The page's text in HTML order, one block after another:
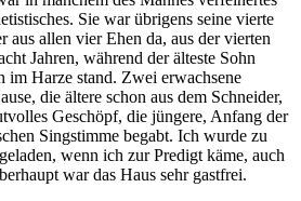
Sie war übrigens seine vierte
aus allen vier Ehen da, aus der vierten
Jahren, während der älteste Sohn
im Harze stand. Zwei erwachsene
die ältere schon aus dem Schneider,
Geschöpf, die jüngere, Anfang der
Singstimme begabt. Ich wurde zu
wenn ich zur Predigt käme, auch
war das Haus sehr gastfrei.